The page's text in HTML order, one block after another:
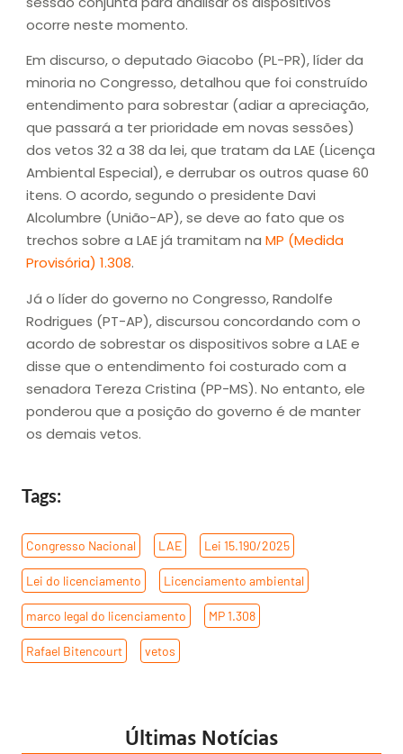
ocorre neste momento.
Em discurso, o deputado Giacobo (PL-PR), líder da
minoria no Congresso, detalhou que foi construído
entendimento para sobrestar (adiar a apreciação,
que passará a ter prioridade em novas sessões)
dos vetos 32 a 38 da lei, que tratam da LAE (Licença
Ambiental Especial), e derrubar os outros quase 60
itens. O acordo, segundo o presidente Davi
Alcolumbre (União-AP), se deve ao fato que os
trechos sobre a LAE já tramitam na MP (Medida
Provisória) 1.308.
Já o líder do governo no Congresso, Randolfe
Rodrigues (PT-AP), discursou concordando com o
acordo de sobrestar os dispositivos sobre a LAE e
disse que o entendimento foi costurado com a
senadora Tereza Cristina (PP-MS). No entanto, ele
ponderou que a posição do governo é de manter
os demais vetos.
Tags:
Congresso Nacional LAE Lei 15.190/2025
Lei do licenciamento Licenciamento ambiental
marco legal do licenciamento MP 1.308
Rafael Bitencourt vetos
Últimas Notícias